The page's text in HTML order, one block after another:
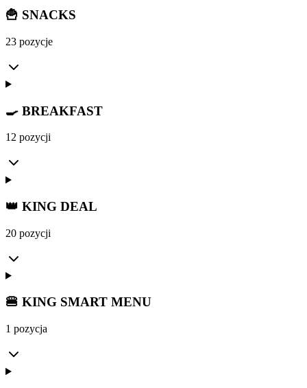
🍟 SNACKS
23 pozycje
🍳 BREAKFAST
12 pozycji
👑 KING DEAL
20 pozycji
🍔 KING SMART MENU
1 pozycja